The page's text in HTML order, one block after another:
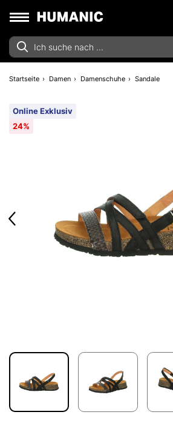
Startseite Damen Damenschuhe Sandale
Online Exklusiv
24%